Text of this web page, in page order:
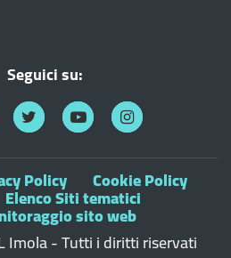
Seguici su:
Policy Cookie Policy
Elenco Siti tematici
sito web
Imola - Tutti i diritti riservati